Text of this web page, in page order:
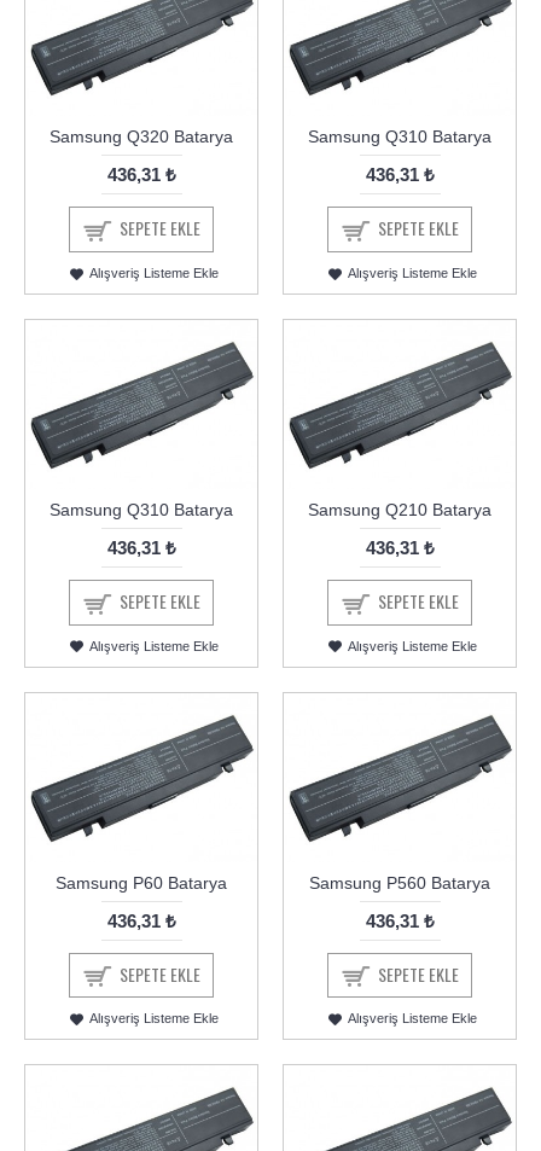
Samsung Q320 Batarya
436,31 ₺
SEPETE EKLE
Alışveriş Listeme Ekle
Samsung Q310 Batarya
436,31 ₺
SEPETE EKLE
Alışveriş Listeme Ekle
Samsung Q310 Batarya
436,31 ₺
SEPETE EKLE
Alışveriş Listeme Ekle
Samsung Q210 Batarya
436,31 ₺
SEPETE EKLE
Alışveriş Listeme Ekle
Samsung P60 Batarya
436,31 ₺
SEPETE EKLE
Alışveriş Listeme Ekle
Samsung P560 Batarya
436,31 ₺
SEPETE EKLE
Alışveriş Listeme Ekle